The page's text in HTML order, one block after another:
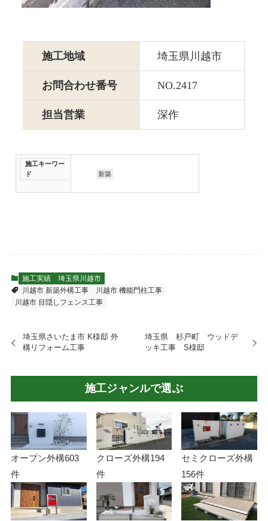
施工地域 埼玉県川越市
お問合わせ番号 NO.2417
担当営業 深作
施工キーワー
ド
新築
施工実績
埼玉県川越市
川越市 新築外構工事
川越市 機能門柱工事
川越市 目隠しフェンス工事
埼玉県さいたま市 K様邸 外
構リフォーム工事
埼玉県 杉戸町 ウッドデ
ッキ工事 S様邸
施工ジャンルで選ぶ
オープン外構603
件
クローズ外構194
件
セミクローズ外構
156件